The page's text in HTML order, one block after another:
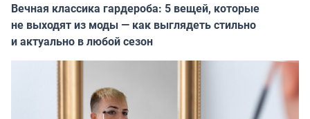
Вечная классика гардероба: 5 вещей, которые
не выходят из моды — как выглядеть стильно
и актуально в любой сезон